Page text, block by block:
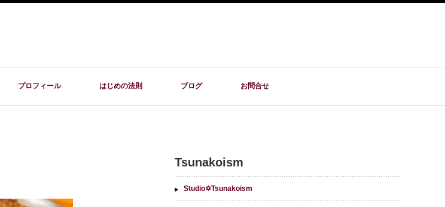
プロフィール はじめの法則 ブログ お問合せ
Tsunakoism
Studio✡Tsunakoism